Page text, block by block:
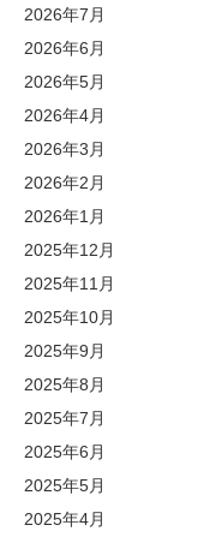
2026年7月
2026年6月
2026年5月
2026年4月
2026年3月
2026年2月
2026年1月
2025年12月
2025年11月
2025年10月
2025年9月
2025年8月
2025年7月
2025年6月
2025年5月
2025年4月